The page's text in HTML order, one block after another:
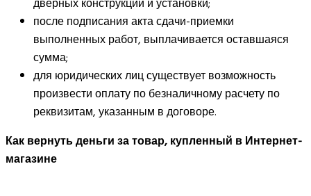
после подписания акта сдачи-приемки
выполненных работ, выплачивается оставшаяся
сумма;
для юридических лиц существует возможность
произвести оплату по безналичному расчету по
реквизитам, указанным в договоре.
Как вернуть деньги за товар, купленный в Интернет-
магазине